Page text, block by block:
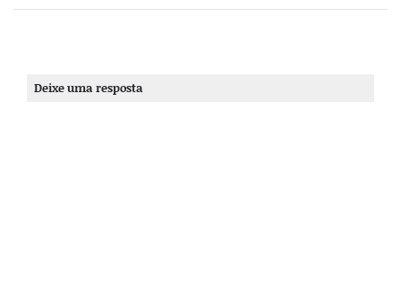
Deixe uma resposta